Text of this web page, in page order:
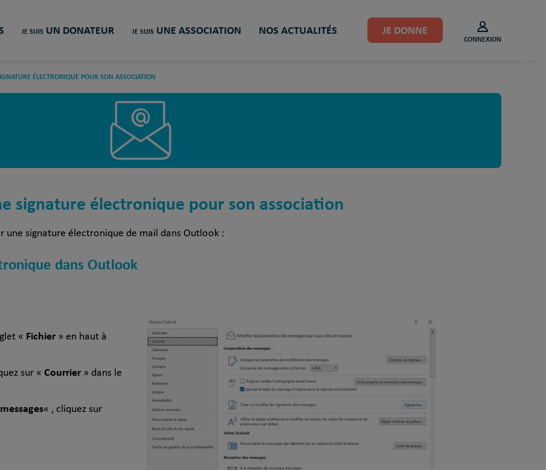
JE SUIS UN DONATEUR JE SUIS UNE ASSOCIATION NOS ACTUALITÉS JE DONNE
CONNEXION
ÉLECTRONIQUE POUR SON ASSOCIATION
signature électronique pour son association
une signature électronique de mail dans Outlook :
dans Outlook
« Fichier » en haut à
sur « Courrier » dans le
« , cliquez sur